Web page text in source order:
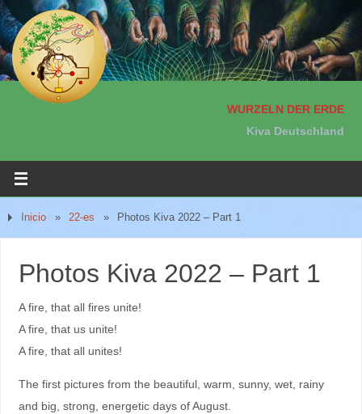
WURZELN DER ERDE
Kiva Deutschland
Inicio » 22-es » Photos Kiva 2022 – Part 1
Photos Kiva 2022 – Part 1
A fire, that all fires unite!
A fire, that us unite!
A fire, that all unites!
The first pictures from the beautiful, warm, sunny, wet, rainy
and big, strong, energetic days of August.